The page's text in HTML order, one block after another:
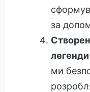
за
ми